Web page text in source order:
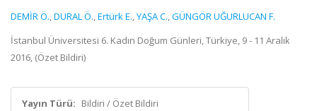
DEMİR Ö.,DURAL Ö.,Ertürk E.,YAŞA C.,GÜNGÖR UĞURLUCAN F.
İstanbul Üniversitesi 6. Kadın Doğum Günleri, Türkiye, 9 - 11 Aralık
2016, (Özet Bildiri)
Yayın Türü: Bildiri / Özet Bildiri